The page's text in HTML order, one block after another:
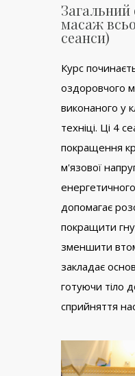
масаж
сеанси)
Курс
оздоровчого
виконаного у
техніці. Ці 4
покращення
м'язової
допомагає
покращити
зменшити
закладає
готуючи тіло
сприйняття